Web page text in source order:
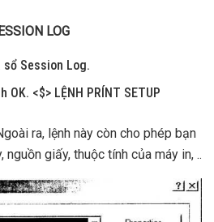
LOG
Session Log.
<$> LỆNH PRÍNT SETUP
ra, lệnh này còn cho phép bạn
giấy, thuộc tính của máy in, ..